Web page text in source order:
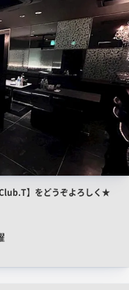
】をどうぞよろしく★